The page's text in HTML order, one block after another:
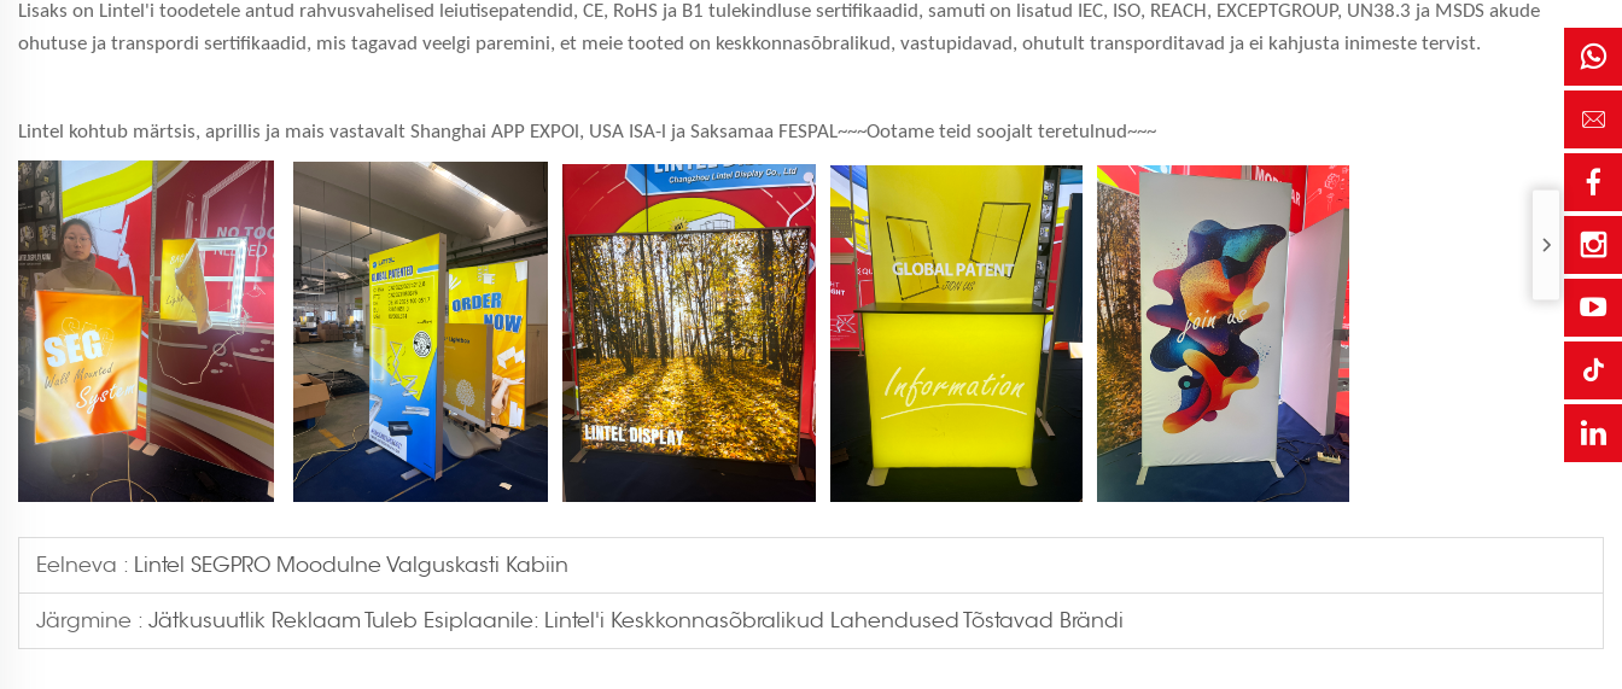
Lisaks on Lintel'i toodetele antud rahvusvahelised leiutisepatendid, CE, RoHS ja B1 tulekindluse sertifikaadid, samuti on lisatud IEC, ISO, REACH, EXCEPTGROUP, UN38.3 ja MSDS akude
ohutuse ja transpordi sertifikaadid, mis tagavad veelgi paremini, et meie tooted on keskkonnasõbralikud, vastupidavad, ohutult transporditavad ja ei kahjusta inimeste tervist.
Lintel kohtub märtsis, aprillis ja mais vastavalt Shanghai APP EXPOl, USA ISA-l ja Saksamaa FESPAL~~~Ootame teid soojalt teretulnud~~~
Eelneva : Lintel SEGPRO Moodulne Valguskasti Kabiin
Järgmine : Jätkusuutlik Reklaam Tuleb Esiplaanile: Lintel'i Keskkonnasõbralikud Lahendused Tõstavad Brändi